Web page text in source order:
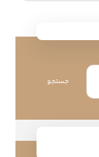
جستجو